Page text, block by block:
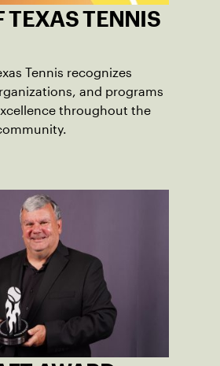
TEXAS TENNIS
Tennis recognizes
and programs
throughout the